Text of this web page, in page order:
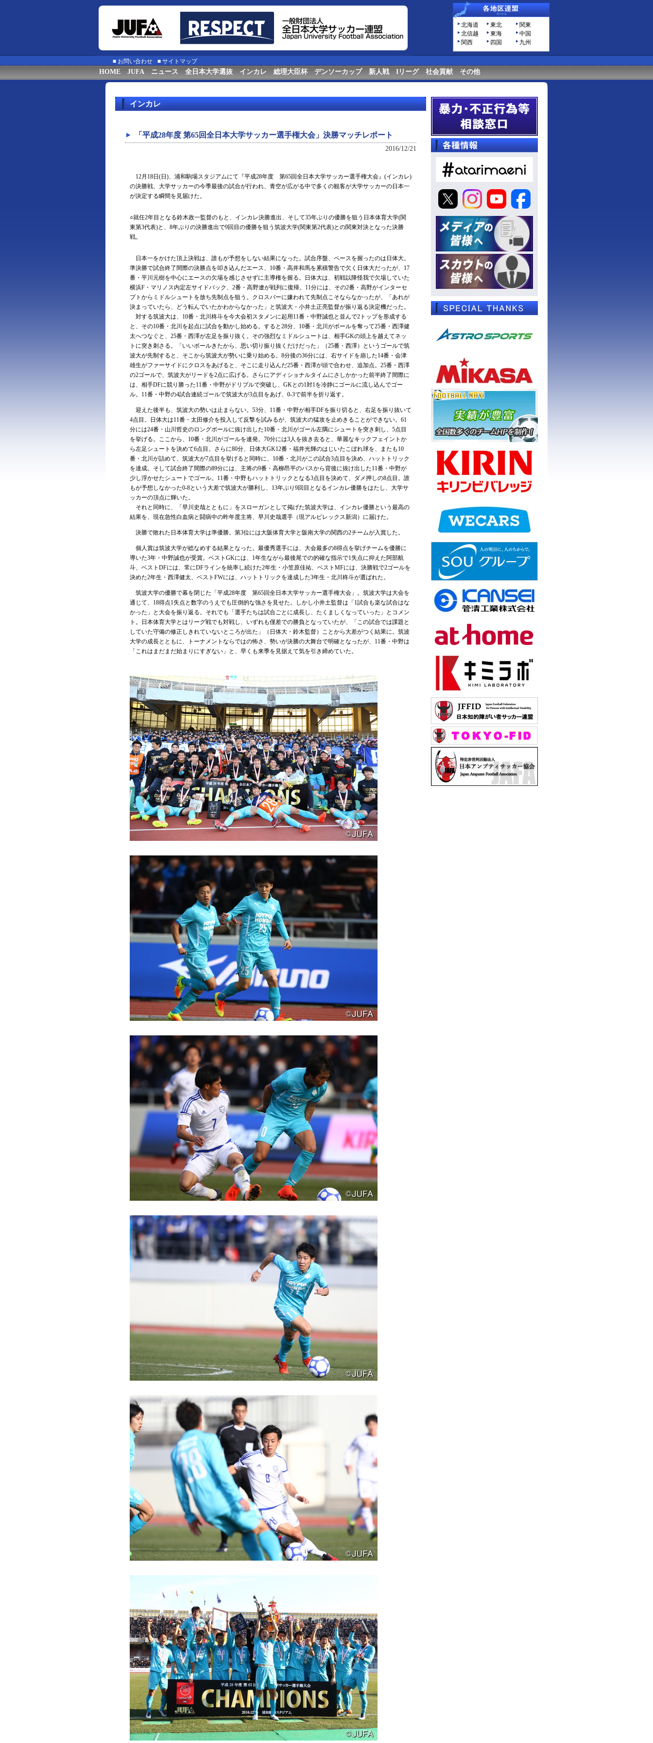
北海道 東北
関東
北信越
東海
中国
関西
四国 九州
■ お問い合わせ ■ サイトマップ
HOME JUFA ニュース 全日本大学選抜 インカレ 総理大臣杯 デンソーカップ 新人戦 Iリーグ 社会貢献 その他
インカレ
「平成28年度 第65回全日本大学サッカー選手権大会」決勝マッチレポート
2016/12/21
12月18日(日)、浦和駒場スタジアムにて『平成28年度 第65回全日本大学サッカー選手権大会』(インカレ)
の決勝戦、大学サッカーの今季最後の試合が行われ、青空が広がる中で多くの観客が大学サッカーの日本一
が決定する瞬間を見届けた。
○就任2年目となる鈴木政一監督のもと、インカレ決勝進出、そして35年ぶりの優勝を狙う日本体育大学(関
東第3代表)と、8年ぶりの決勝進出で9回目の優勝を狙う筑波大学(関東第2代表)との関東対決となった決勝
戦。
日本一をかけた頂上決戦は、誰もが予想をしない結果になった。試合序盤、ペースを握ったのは日体大。
準決勝で試合終了間際の決勝点を叩き込んだエース、10番・高井和馬を累積警告で欠く日体大だったが、17
番・平川元樹を中心にエースの欠場を感じさせずに主導権を握る。日体大は、初戦以降怪我で欠場していた
横浜F・マリノス内定左サイドバック、2番・高野遼が戦列に復帰。11分には、その2番・高野がインターセ
プトからミドルシュートを放ち先制点を狙う。クロスバーに嫌われて先制点こそならなかったが、「あれが
決まっていたら、どう転んでいたかわからなかった」と筑波大・小井土正亮監督が振り返る決定機だった。
対する筑波大は、10番・北川柊斗を今大会初スタメンに起用11番・中野誠也と並んで2トップを形成する
と、その10番・北川を起点に試合を動かし始める。すると28分、10番・北川がボールを奪って25番・西澤健
太へつなぐと、25番・西澤が左足を振り抜く。その強烈なミドルシュートは、相手GKの頭上を越えてネッ
トに突き刺さる。「いいボールきたから、思い切り振り抜くだけだった」（25番・西澤）というゴールで筑
波大が先制すると、そこから筑波大が勢いに乗り始める。8分後の36分には、右サイドを崩した14番・会津
雄生がファーサイドにクロスをあげると、そこに走り込んだ25番・西澤が頭で合わせ、追加点。25番・西澤
の2ゴールで、筑波大がリードを2点に広げる。さらにアディショナルタイムにさしかかった前半終了間際に
は、相手DFに競り勝った11番・中野がドリブルで突破し、GKとの1対1を冷静にゴールに流し込んでゴー
ル。11番・中野の4試合連続ゴールで筑波大が3点目をあげ、0-3で前半を折り返す。
迎えた後半も、筑波大の勢いは止まらない。53分、11番・中野が相手DFを振り切ると、右足を振り抜いて
4点目。日体大は11番・太田修介を投入して反撃を試みるが、筑波大の猛攻を止めきることができない。61
分には24番・山川哲史のロングボールに抜け出した10番・北川がゴール左隅にシュートを突き刺し、5点目
を挙げる。ここから、10番・北川がゴールを連発。70分には3人を抜き去ると、華麗なキックフェイントか
ら左足シュートを決めて6点目。さらに80分、日体大GK12番・福井光輝のはじいたこぼれ球を、またも10
番・北川が詰めて、筑波大が7点目を挙げると同時に、10番・北川がこの試合3点目を決め、ハットトリック
を達成。そして試合終了間際の89分には、主将の9番・高柳昂平のパスから背後に抜け出した11番・中野が
少し浮かせたシュートでゴール。11番・中野もハットトリックとなる3点目を決めて、ダメ押しの8点目。誰
もが予想しなかった0-8という大差で筑波大が勝利し、13年ぶり9回目となるインカレ優勝をはたし、大学サ
ッカーの頂点に輝いた。
それと同時に、「早川史哉とともに」をスローガンとして掲げた筑波大学は、インカレ優勝という最高の
結果を、現在急性白血病と闘病中の昨年度主将、早川史哉選手（現アルビレックス新潟）に届けた。
決勝で敗れた日本体育大学は準優勝。第3位には大阪体育大学と阪南大学の関西の2チームが入賞した。
個人賞は筑波大学が総なめする結果となった。最優秀選手には、大会最多の8得点を挙げチームを優勝に
導いた3年・中野誠也が受賞。ベストGKには、1年生ながら最後尾での的確な指示で1失点に抑えた阿部航
斗、ベストDFには、常にDFラインを統率し続けた2年生・小笠原佳祐、ベストMFには、決勝戦で2ゴールを
決めた2年生・西澤健太、ベストFWには、ハットトリックを達成した3年生・北川柊斗が選ばれた。
筑波大学の優勝で幕を閉じた「平成28年度 第65回全日本大学サッカー選手権大会」。筑波大学は大会を
通じて、18得点1失点と数字のうえでも圧倒的な強さを見せた。しかし小井土監督は「1試合も楽な試合はな
かった」と大会を振り返る。それでも「選手たちは試合ごとに成長し、たくましくなっていった」とコメン
ト。日本体育大学とはリーグ戦でも対戦し、いずれも僅差での勝負となっていたが、「この試合では課題と
していた守備の修正しきれていないところが出た」（日体大・鈴木監督）ことから大差がつく結果に。筑波
大学の成長とともに、トーナメントならではの怖さ、勢いが決勝の大舞台で明確となったが、11番・中野は
「これはまだまだ始まりにすぎない」と、早くも来季を見据えて気を引き締めていた。